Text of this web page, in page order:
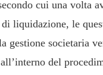
cui una volta
di liquidazione, le
gestione societaria
del